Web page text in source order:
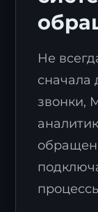
Не
сначала
звонки,
Заявка